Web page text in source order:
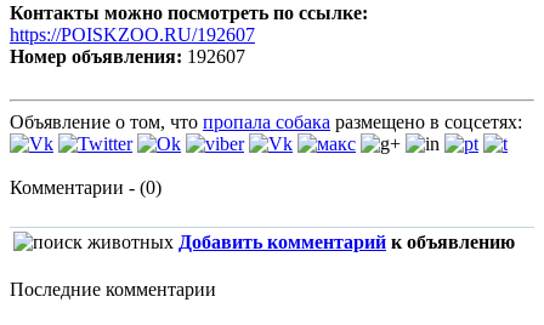
Контакты можно посмотреть по ссылке:
https://POISKZOO.RU/192607
Номер объявления: 192607
Объявление о том, что пропала собака размещено в соцсетях:
Комментарии - (0)
Добавить комментарий к объявлению
Последние комментарии